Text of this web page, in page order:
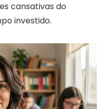
cansativas do
investido.